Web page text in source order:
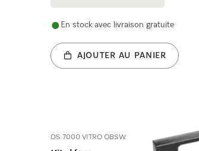
En stock avec livraison gratuite
AJOUTER AU PANIER
DS 7000 VITRO OBSW